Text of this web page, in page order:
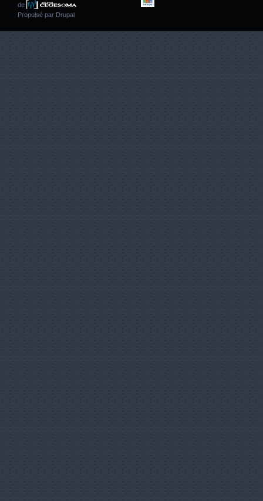
de
Propulsé par Drupal